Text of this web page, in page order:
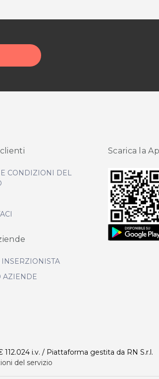
CONDIZIONI DEL
INSERZIONISTA
AZIENDE
Scarica la
i.v. / Piattaforma gestita da RN S.r.l.
del servizio